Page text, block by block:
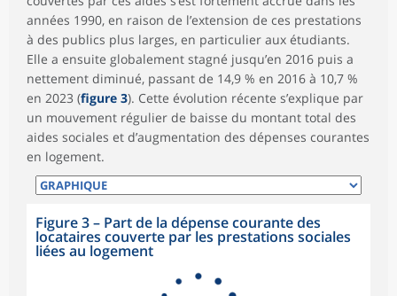
années 1990, en raison de l’extension de ces prestations
à des publics plus larges, en particulier aux étudiants.
Elle a ensuite globalement stagné jusqu’en 2016 puis a
nettement diminué, passant de 14,9 % en 2016 à 10,7 %
en 2023 (figure 3). Cette évolution récente s’explique par
un mouvement régulier de baisse du montant total des
aides sociales et d’augmentation des dépenses courantes
en logement.
Figure 3 – Part de la dépense courante des
locataires couverte par les prestations sociales
liées au logement